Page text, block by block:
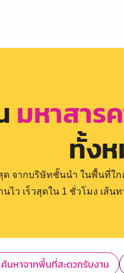
มหาสาร
ทั้ง
จากบริษัทชั้นนำ ในพื้นที่ใ
นไว เร็วสุดใน 1 ชั่วโมง เส้
ค้นหาจากพื้นที่สะดวกรับงาน